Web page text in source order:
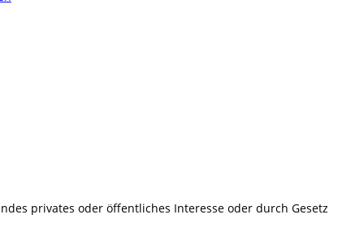
privates oder öffentliches Interesse oder durch Gesetz